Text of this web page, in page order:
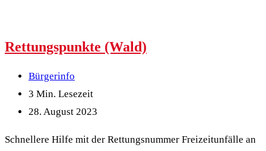
Rettungspunkte (Wald)
Beitrags-
Kategorie:
Bürgerinfo
Lesedauer:
3 Min. Lesezeit
Beitrag
28. August 2023
Schnellere Hilfe mit der Rettungsnummer Freizeitunfälle an